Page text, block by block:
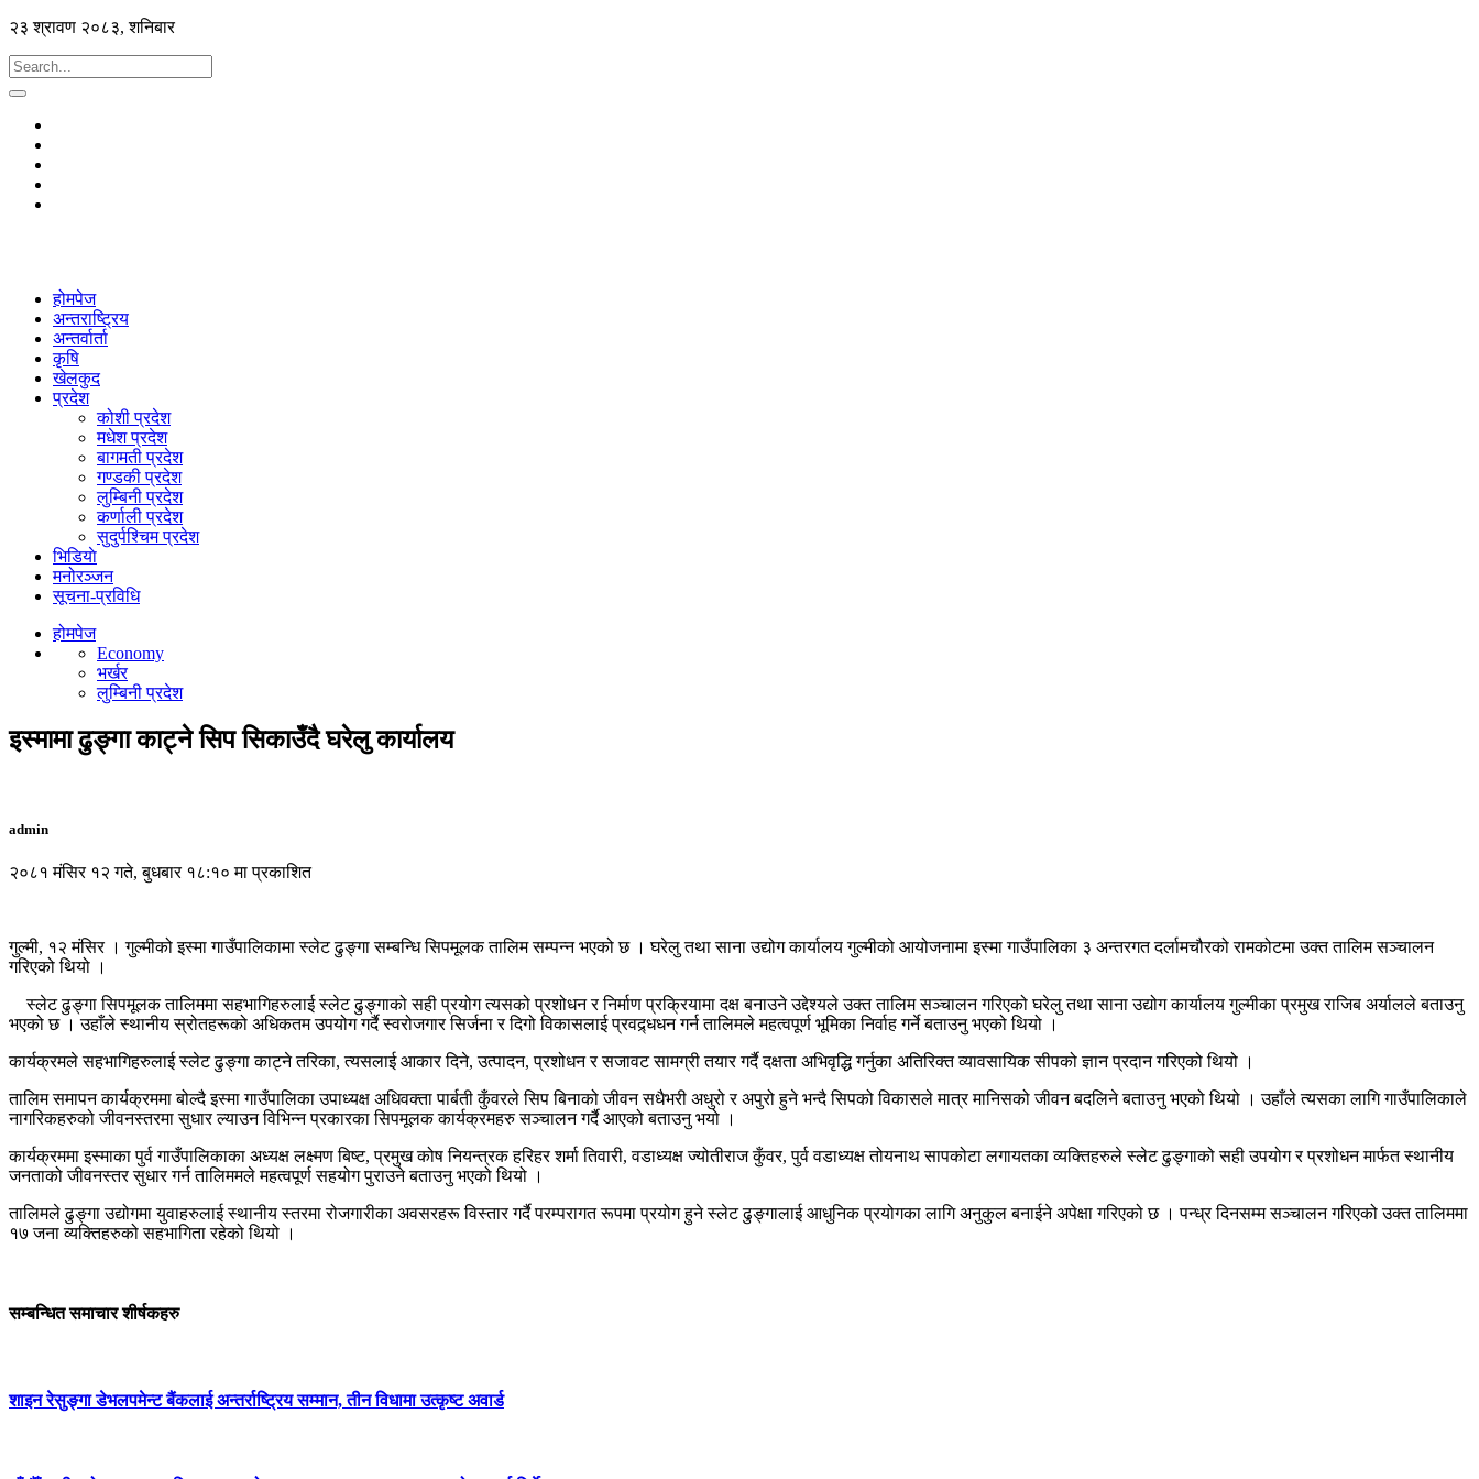
२३ श्रावण २०८३, शनिबार
होमपेज
अन्तराष्ट्रिय
अन्तर्वार्ता
कृषि
खेलकुद
प्रदेश
कोशी प्रदेश
मधेश प्रदेश
बागमती प्रदेश
गण्डकी प्रदेश
लुम्बिनी प्रदेश
कर्णाली प्रदेश
सुदुर्पश्चिम प्रदेश
भिडियाे
मनोरञ्जन
सूचना-प्रविधि
होमपेज
Economy
भर्खर
लुम्बिनी प्रदेश
इस्मामा ढुङ्गा काट्ने सिप सिकाउँदै घरेलु कार्यालय
admin
२०८१ मंसिर १२ गते, बुधबार १८:१० मा प्रकाशित
गुल्मी, १२ मंसिर । गुल्मीको इस्मा गाउँपालिकामा स्लेट ढुङ्गा सम्बन्धि सिपमूलक तालिम सम्पन्न भएको छ । घरेलु तथा साना उद्योग कार्यालय गुल्मीको आयोजनामा इस्मा गाउँपालिका ३ अन्तरगत दर्लामचौरको रामकोटमा उक्त तालिम सञ्चालन
गरिएको थियो ।
स्लेट ढुङ्गा सिपमूलक तालिममा सहभागिहरुलाई स्लेट ढुङ्गाको सही प्रयोग त्यसको प्रशोधन र निर्माण प्रक्रियामा दक्ष बनाउने उद्देश्यले उक्त तालिम सञ्चालन गरिएको घरेलु तथा साना उद्योग कार्यालय गुल्मीका प्रमुख राजिब अर्यालले बताउनु
भएको छ । उहाँले स्थानीय स्रोतहरूको अधिकतम उपयोग गर्दै स्वरोजगार सिर्जना र दिगो विकासलाई प्रवद्र्धधन गर्न तालिमले महत्वपूर्ण भूमिका निर्वाह गर्ने बताउनु भएको थियो ।
कार्यक्रमले सहभागिहरुलाई स्लेट ढुङ्गा काट्ने तरिका, त्यसलाई आकार दिने, उत्पादन, प्रशोधन र सजावट सामग्री तयार गर्दै दक्षता अभिवृद्धि गर्नुका अतिरिक्त व्यावसायिक सीपको ज्ञान प्रदान गरिएको थियो ।
तालिम समापन कार्यक्रममा बोल्दै इस्मा गाउँपालिका उपाध्यक्ष अधिवक्ता पार्बती कुँवरले सिप बिनाको जीवन सधैभरी अधुरो र अपुरो हुने भन्दै सिपको विकासले मात्र मानिसको जीवन बदलिने बताउनु भएको थियो । उहाँले त्यसका लागि गाउँपालिकाले
नागरिकहरुको जीवनस्तरमा सुधार ल्याउन विभिन्न प्रकारका सिपमूलक कार्यक्रमहरु सञ्चालन गर्दै आएको बताउनु भयो ।
कार्यक्रममा इस्माका पुर्व गाउँपालिकाका अध्यक्ष लक्ष्मण बिष्ट, प्रमुख कोष नियन्त्रक हरिहर शर्मा तिवारी, वडाध्यक्ष ज्योतीराज कुँवर, पुर्व वडाध्यक्ष तोयनाथ सापकोटा लगायतका व्यक्तिहरुले स्लेट ढुङ्गाको सही उपयोग र प्रशोधन मार्फत स्थानीय
जनताको जीवनस्तर सुधार गर्न तालिममले महत्वपूर्ण सहयोग पुराउने बताउनु भएको थियो ।
तालिमले ढुङ्गा उद्योगमा युवाहरुलाई स्थानीय स्तरमा रोजगारीका अवसरहरू विस्तार गर्दै परम्परागत रूपमा प्रयोग हुने स्लेट ढुङ्गालाई आधुनिक प्रयोगका लागि अनुकुल बनाईने अपेक्षा गरिएको छ । पन्ध्र दिनसम्म सञ्चालन गरिएको उक्त तालिममा
१७ जना व्यक्तिहरुको सहभागिता रहेको थियो ।
सम्बन्धित समाचार शीर्षकहरु
शाइन रेसुङ्गा डेभलपमेन्ट बैंकलाई अन्तर्राष्ट्रिय सम्मान, तीन विधामा उत्कृष्ट अवार्ड